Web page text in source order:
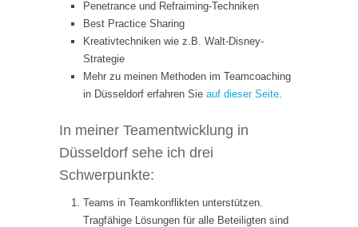
Penetrance und Refraiming-Techniken
Best Practice Sharing
Kreativtechniken wie z.B. Walt-Disney-
Strategie
Mehr zu meinen Methoden im Teamcoaching
in Düsseldorf erfahren Sie auf dieser Seite.
In meiner Teamentwicklung in
Düsseldorf sehe ich drei
Schwerpunkte:
Teams in Teamkonflikten unterstützen.
Tragfähige Lösungen für alle Beteiligten sind